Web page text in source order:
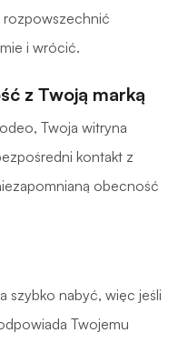
rozpowszechnić
i wrócić.
z Twoją marką
Twoja witryna
kontakt z
obecność
szybko nabyć, więc jeśli
Twojemu